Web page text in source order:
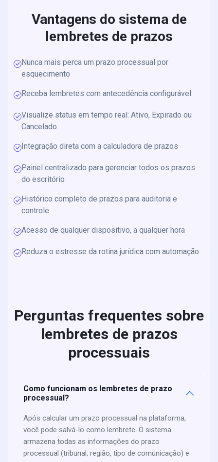
Vantagens do sistema de
lembretes de prazos
Nunca mais perca um prazo processual por
esquecimento
Receba lembretes com antecedência configurável
Visualize status em tempo real: Ativo, Expirado ou
Cancelado
Integração direta com a calculadora de prazos
Painel centralizado para gerenciar todos os prazos
do escritório
Histórico completo de prazos para auditoria e
controle
Acesso de qualquer dispositivo, a qualquer hora
Reduza o estresse da rotina jurídica com automação
Perguntas frequentes sobre
lembretes de prazos
processuais
Como funcionam os lembretes de prazo
processual?
Após calcular um prazo processual na plataforma,
você pode salvá-lo como lembrete. O sistema
armazena todas as informações do prazo
processual (tribunal, região, tipo de comunicação) e